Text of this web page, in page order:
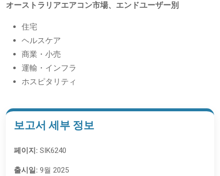
オーストラリアエアコン市場、エンドユーザー別
住宅
ヘルスケア
商業・小売
運輸・インフラ
ホスピタリティ
보고서 세부 정보
페이지: SIK6240
출시일: 9월 2025